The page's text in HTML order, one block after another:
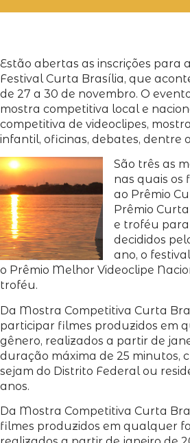
Estão abertas as inscrições para
Festival Curta Brasília, que
de 27 a 30 de novembro. O
mostra competitiva local e
competitiva de videoclipes,
infantil, oficinas, debates, dentre
São três as
nas quais os
ao Prêmio
Prêmio
e troféu
decididos
ano, o
o Prêmio Melhor Videoclipe
troféu.
Da Mostra Competitiva Curta
participar filmes produzidos em
gênero, realizados a partir de
duração máxima de 25 minutos,
sejam do Distrito Federal ou
anos.
Da Mostra Competitiva Curta
filmes produzidos em qualquer